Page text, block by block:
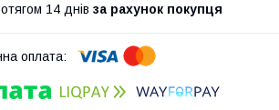
14 днів за рахунок покупця